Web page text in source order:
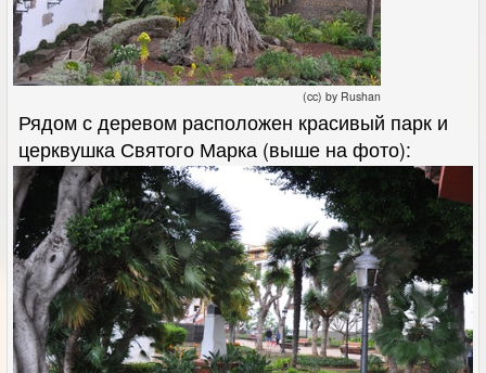
(cc) by Rushan
Рядом с деревом расположен красивый парк и
церквушка Святого Марка (выше на фото):